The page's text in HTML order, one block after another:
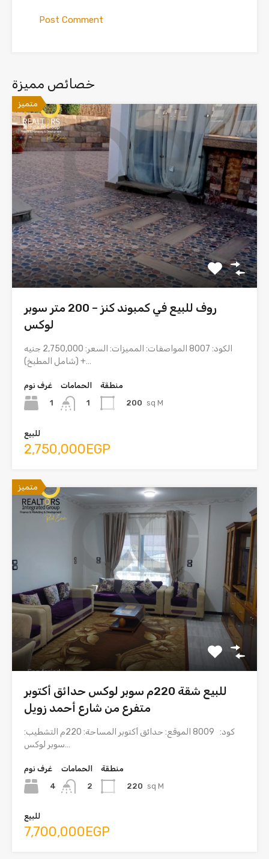
خصائص مميزة
متميز
روف للبيع في كمبوند كنز – 200 متر سوبر
لوكس
الكود: 8007 المواصفات: المميزات: السعر: 2,750,000 جنيه
(شامل المطبخ) +…
غرف نوم
1
الحمامات
1
منطقة
200 sq M
للبيع
2,750,000EGP
متميز
للبيع شقة 220م سوبر لوكس حدائق أكتوبر
متفرع من شارع أحمد زويل
كود: 8009 الموقع: حدائق أكتوبر المساحة: 220م التشطيب:
سوبر لوكس…
غرف نوم
4
الحمامات
2
منطقة
220 sq M
للبيع
7,700,000EGP